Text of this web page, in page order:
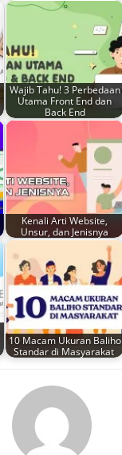
Wajib Tahu! 3 Perbedaan
Utama Front End dan
Back End
Kenali Arti Website,
Unsur, dan Jenisnya
10 Macam Ukuran Baliho
Standar di Masyarakat